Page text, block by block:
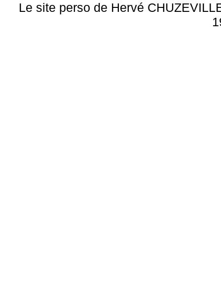
Le site perso de Hervé